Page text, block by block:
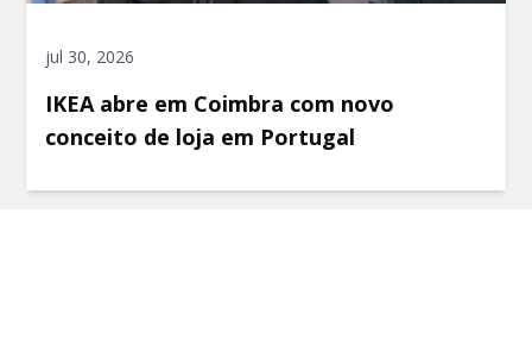
jul 30, 2026
IKEA abre em Coimbra com novo
conceito de loja em Portugal